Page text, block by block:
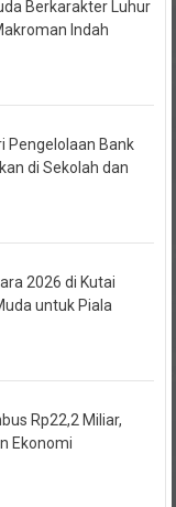
Indah
di Sekolah dan
untuk Piala
Ekonomi